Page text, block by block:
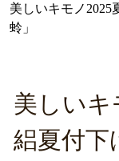
美しいキモノ2025
蛉」
美しいキ
絽夏付下